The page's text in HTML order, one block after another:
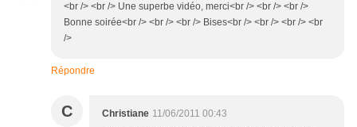
<br /> <br /> Une superbe vidéo, merci<br /> <br /> <br />
Bonne soirée<br /> <br /> <br /> Bises<br /> <br /> <br /> <br
/>
Répondre
C Christiane 11/06/2011 00:43